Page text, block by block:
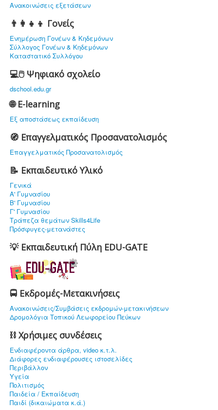
Ανακοινώσεις εξετάσεων
👨‍👩‍👧‍👦 Γονείς
Ενημέρωση Γονέων & Κηδεμόνων
Σύλλογος Γονέων & Κηδεμόνων
Καταστατικό Συλλόγου
💻🖱️ Ψηφιακό σχολείο
dschool.edu.gr
🌐 E-learning
Εξ αποστάσεως εκπαίδευση
🧭 Επαγγελματικός Προσανατολισμός
Επαγγελματικός Προσανατολισμός
📝 Εκπαιδευτικό Υλικό
Γενικά
Α' Γυμνασίου
Β' Γυμνασίου
Γ' Γυμνασίου
Τράπεζα θεμάτων Skills4Life
Πρόσφυγες-μετανάστες
💡 Εκπαιδευτική Πύλη EDU-GATE
🚍 Εκδρομές-Μετακινήσεις
Ανακοινώσεις/Συμβάσεις εκδρομών-μετακινήσεων
Δρομολόγια Τοπικού Λεωφορείου Πεύκων
⛓ Χρήσιμες συνδέσεις
Ενδιαφέρoντα άρθρα, video κ.τ.λ.
Διάφορες ενδιαφέρουσες ιστοσελίδες
Περιβάλλον
Υγεία
Πολιτισμός
Παιδεία / Εκπαίδευση
Παιδί (δικαιώματα κ.ά.)